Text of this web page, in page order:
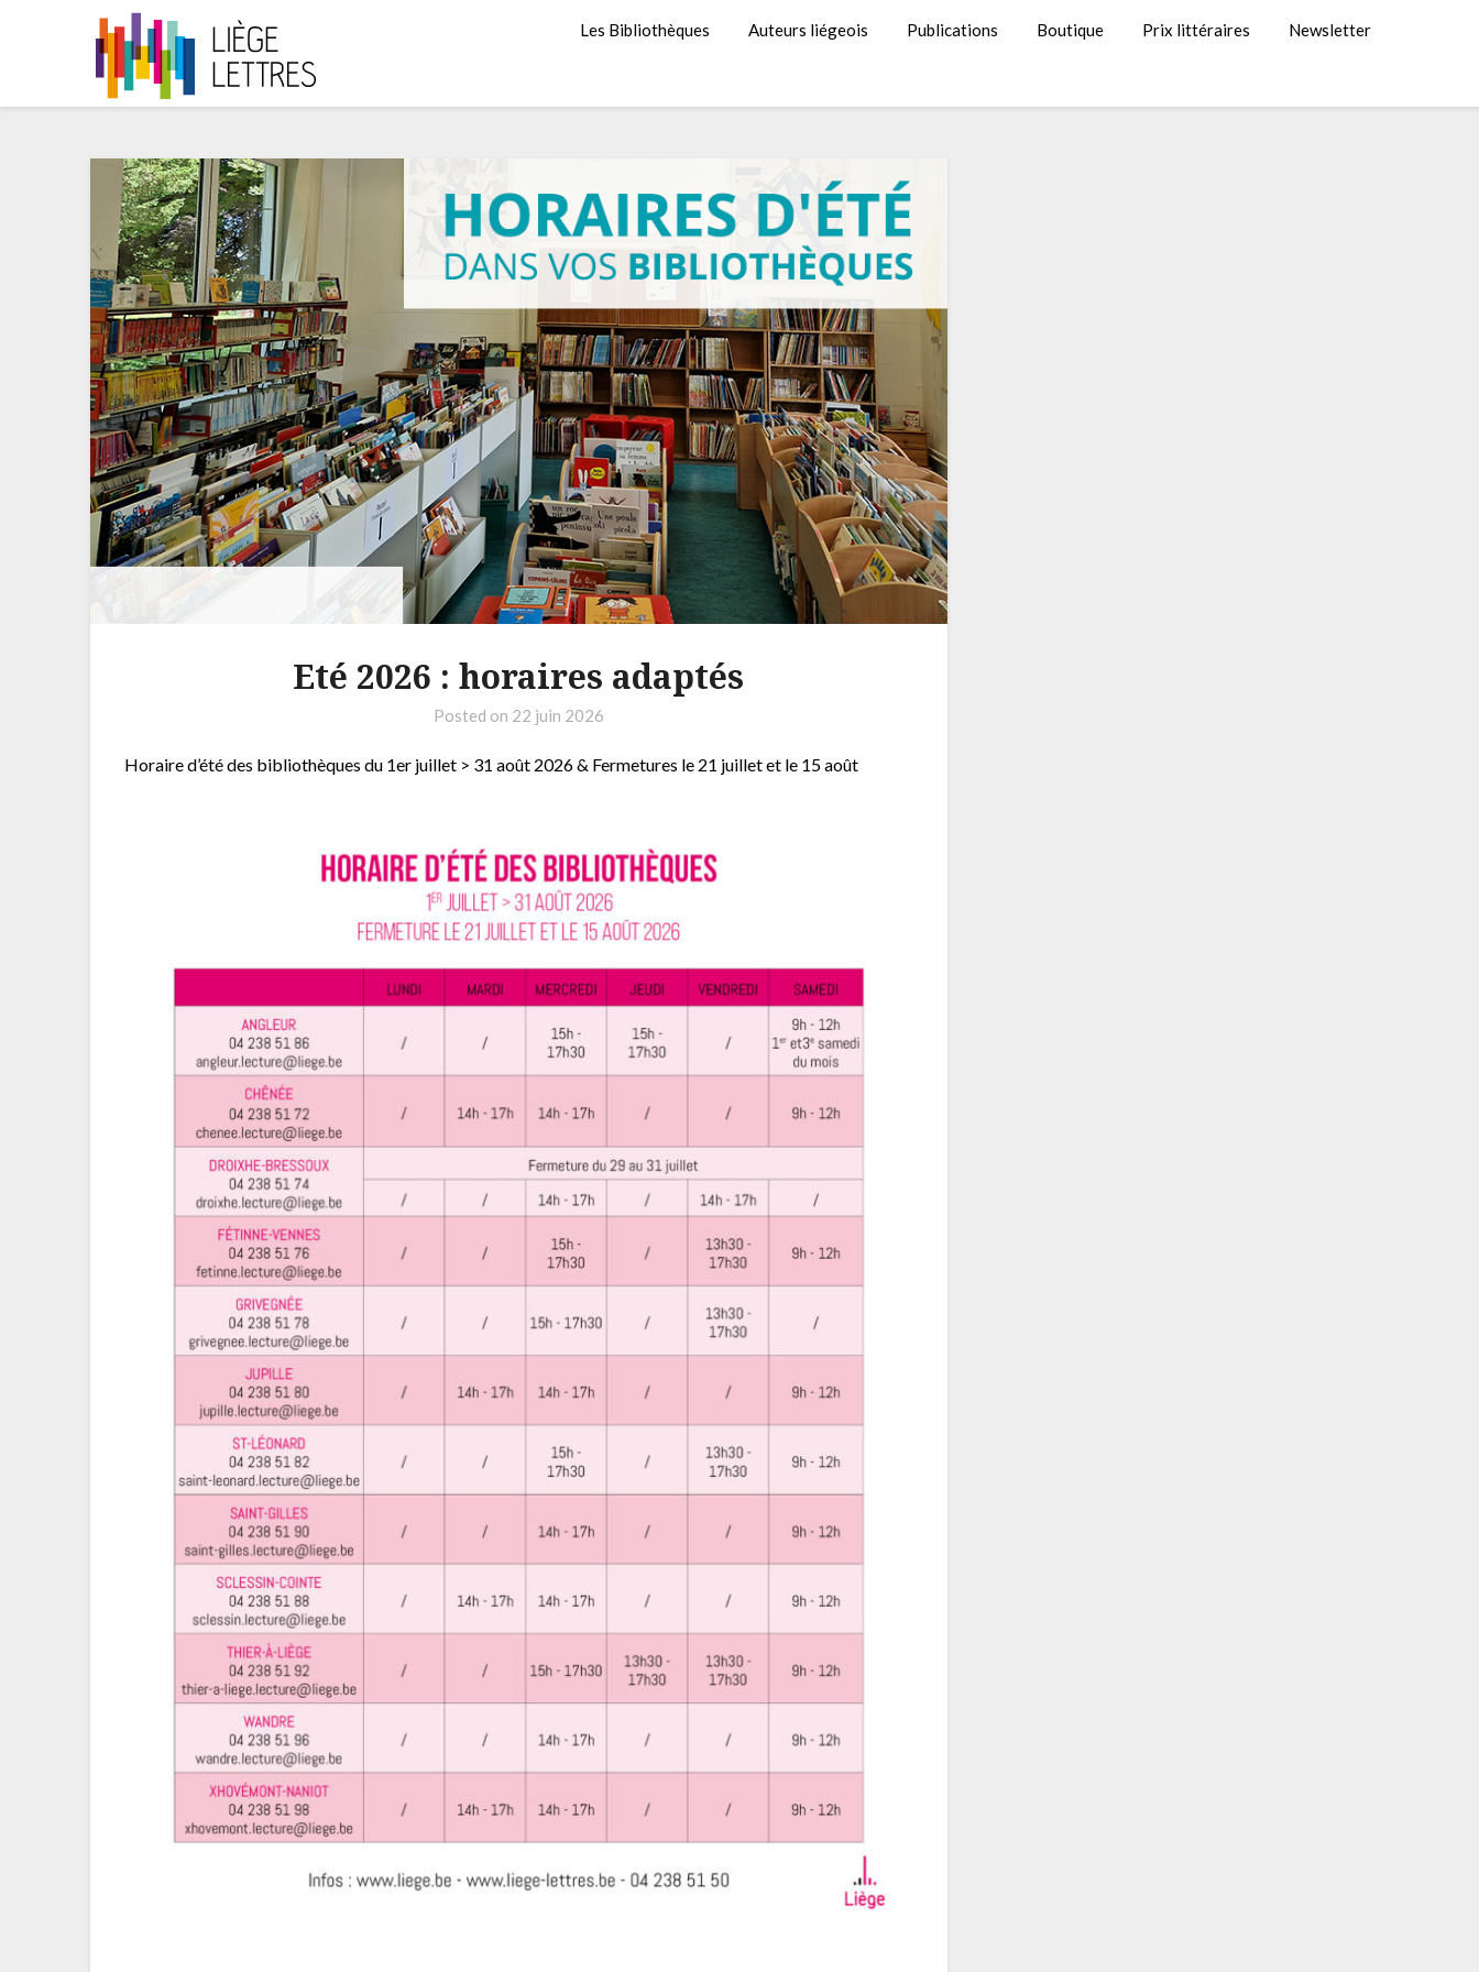
Les Bibliothèques Auteurs liégeois Publications Boutique Prix littéraires Newsletter
Eté 2026 : horaires adaptés
Posted on 22 juin 2026
Horaire d’été des bibliothèques du 1er juillet > 31 août 2026 & Fermetures le 21 juillet et le 15 août